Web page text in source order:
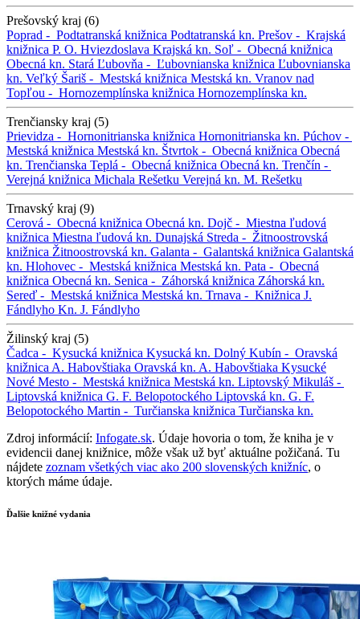
Prešovský kraj (6)
Poprad - Podtatranská knižnica Podtatranská kn. Prešov - Krajská
knižnica P. O. Hviezdoslava Krajská kn. Soľ - Obecná knižnica
Obecná kn. Stará Ľubovňa - Ľubovnianska knižnica Ľubovnianska
kn. Veľký Šariš - Mestská knižnica Mestská kn. Vranov nad
Topľou - Hornozemplínska knižnica Hornozemplínska kn.
Trenčiansky kraj (5)
Prievidza - Hornonitrianska knižnica Hornonitrianska kn. Púchov -
Mestská knižnica Mestská kn. Štvrtok - Obecná knižnica Obecná
kn. Trenčianska Teplá - Obecná knižnica Obecná kn. Trenčín -
Verejná knižnica Michala Rešetku Verejná kn. M. Rešetku
Trnavský kraj (9)
Cerová - Obecná knižnica Obecná kn. Dojč - Miestna ľudová
knižnica Miestna ľudová kn. Dunajská Streda - Žitnoostrovská
knižnica Žitnoostrovská kn. Galanta - Galantská knižnica Galantská
kn. Hlohovec - Mestská knižnica Mestská kn. Pata - Obecná
knižnica Obecná kn. Senica - Záhorská knižnica Záhorská kn.
Sereď - Mestská knižnica Mestská kn. Trnava - Knižnica J.
Fándlyho Kn. J. Fándlyho
Žilinský kraj (5)
Čadca - Kysucká knižnica Kysucká kn. Dolný Kubín - Oravská
knižnica A. Habovštiaka Oravská kn. A. Habovštiaka Kysucké
Nové Mesto - Mestská knižnica Mestská kn. Liptovský Mikuláš -
Liptovská knižnica G. F. Belopotockého Liptovská kn. G. F.
Belopotockého Martin - Turčianska knižnica Turčianska kn.
Zdroj informácií: Infogate.sk. Údaje hovoria o tom, že kniha je v
evidencii danej knižnice, môže však už byť aktuálne požičaná. Tu
nájdete zoznam všetkých viac ako 200 slovenských knižníc, o
ktorých máme údaje.
Ďalšie knižné vydania